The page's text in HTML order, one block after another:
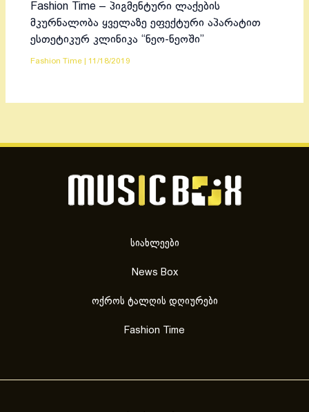
Fashion Time – პიგმენტური ლაქების
მკურნალობა ყველაზე ეფექტური აპარატით
ესთეტიკურ კლინიკა “ნეო-ნეოში”
Fashion Time |11/18/2019
სიახლეები
News Box
ოქროს ტალღის დღიურები
Fashion Time